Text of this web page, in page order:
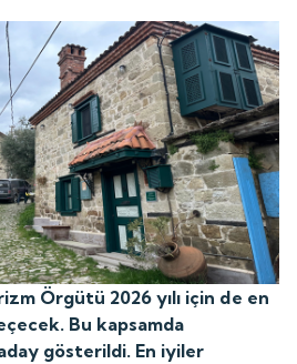
Örgütü 2026 yılı için de en
Bu kapsamda
gösterildi. En iyiler